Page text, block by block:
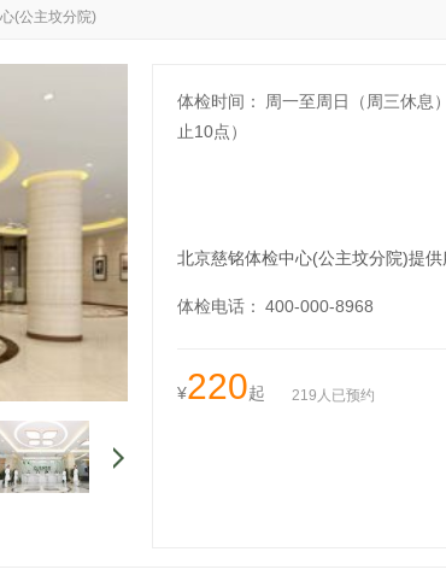
(公主坟分院)
体检时间：
周一至周日（周三休息
止10点）
北京慈铭体检中心(公主坟分院)提供
体检电话： 400-000-8968
¥220起 219人已预约